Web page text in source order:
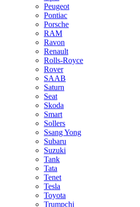
Peugeot
Pontiac
Porsche
RAM
Ravon
Renault
Rolls-Royce
Rover
SAAB
Saturn
Seat
Skoda
Smart
Sollers
Ssang Yong
Subaru
Suzuki
Tank
Tata
Tenet
Tesla
Toyota
Trumpchi